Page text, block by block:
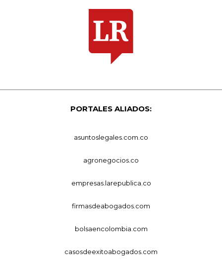
PORTALES ALIADOS:
asuntoslegales.com.co
agronegocios.co
empresas.larepublica.co
firmasdeabogados.com
bolsaencolombia.com
casosdeexitoabogados.com